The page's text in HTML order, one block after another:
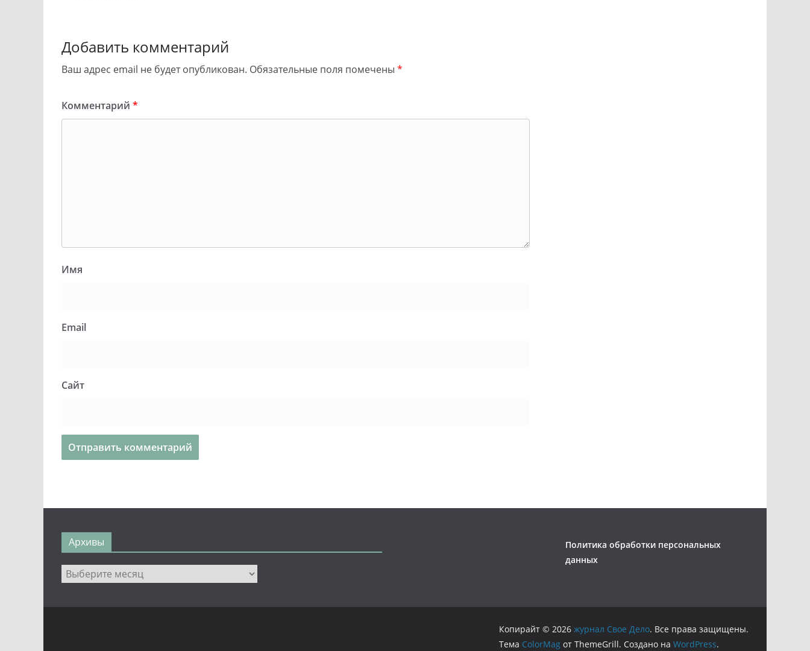
Добавить комментарий
Ваш адрес email не будет опубликован. Обязательные поля помечены *
Комментарий *
Имя
Email
Сайт
Архивы
Архивы
Политика обработки персональных
данных
Копирайт © 2026 журнал Свое Дело. Все права защищены.
Тема ColorMag от ThemeGrill. Создано на WordPress.